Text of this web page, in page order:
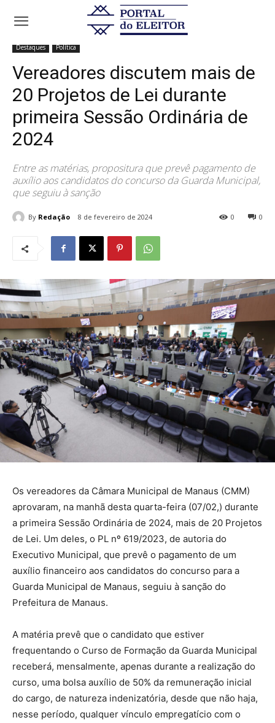
Início
Vereadores discutem mais de 20 Projetos de Lei
durante primeira Sessão Ordinária...
Destaques Política
Vereadores discutem mais de
20 Projetos de Lei durante
primeira Sessão Ordinária de
2024
Entre as matérias, propositura que prevê pagamento de
auxílio aos candidatos do concurso da Guarda Municipal,
que seguiu à sanção
By Redação 8 de fevereiro de 2024 0
0
Os vereadores da Câmara Municipal de Manaus (CMM)
aprovaram, na manhã desta quarta-feira (07/02,) durante
a primeira Sessão Ordinária de 2024, mais de 20 Projetos
de Lei. Um deles, o PL nº 619/2023, de autoria do
Executivo Municipal, que prevê o pagamento de um
auxílio financeiro aos candidatos do concurso para a
Guarda Municipal de Manaus, seguiu à sanção do
Prefeitura de Manaus.
A matéria prevê que o candidato que estiver
frequentando o Curso de Formação da Guarda Municipal
receberá, mensalmente, apenas durante a realização do
curso, uma bolsa auxílio de 50% da remuneração inicial
do cargo, de natureza indenizatória, desde que não haja,
nesse período, qualquer vínculo empregatício com o